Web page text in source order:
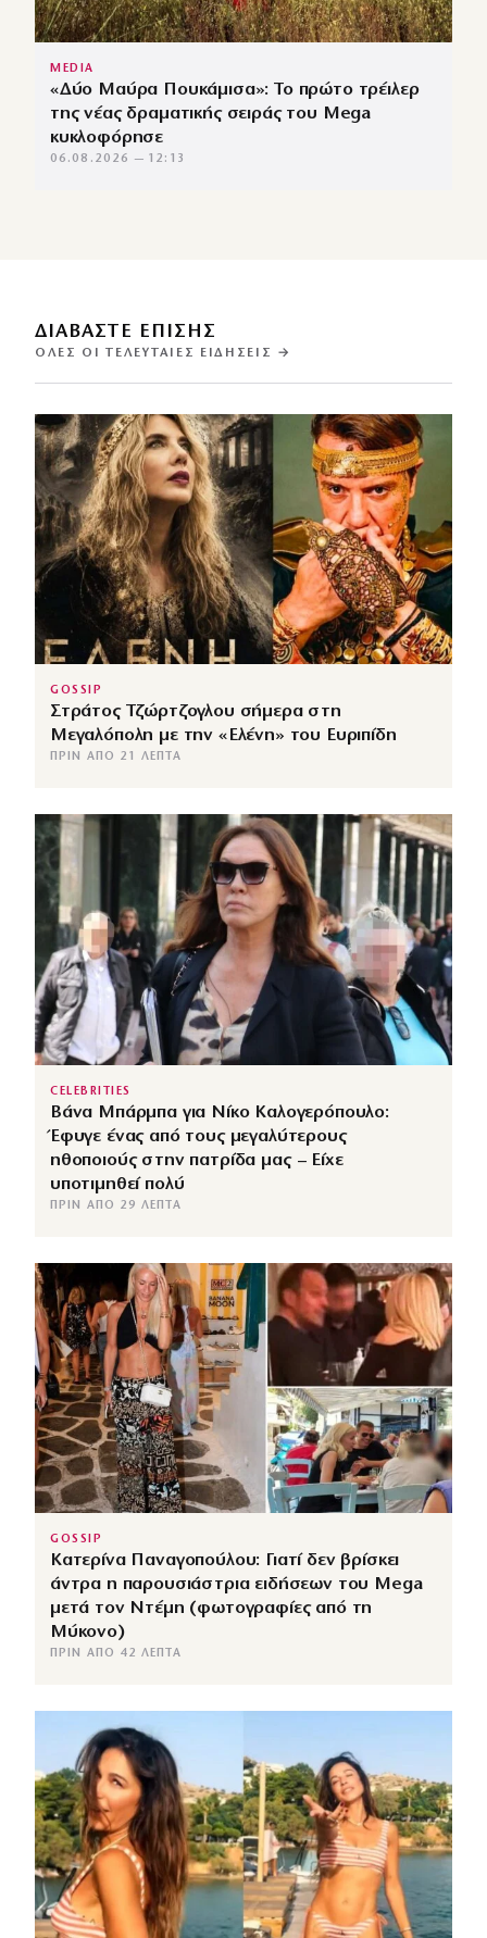
MEDIA
«Δύο Μαύρα Πουκάμισα»: Το πρώτο τρέιλερ
της νέας δραματικής σειράς του Mega
κυκλοφόρησε
06.08.2026 — 12:13
ΔΙΑΒΑΣΤΕ ΕΠΙΣΗΣ
ΌΛΕΣ ΟΙ ΤΕΛΕΥΤΑΊΕΣ ΕΙΔΉΣΕΙΣ →
GOSSIP
Στράτος Τζώρτζογλου σήμερα στη
Μεγαλόπολη με την «Ελένη» του Ευριπίδη
ΠΡΙΝ ΑΠΌ 21 ΛΕΠΤΆ
CELEBRITIES
Βάνα Μπάρμπα για Νίκο Καλογερόπουλο:
Έφυγε ένας από τους μεγαλύτερους
ηθοποιούς στην πατρίδα μας – Είχε
υποτιμηθεί πολύ
ΠΡΙΝ ΑΠΌ 29 ΛΕΠΤΆ
GOSSIP
Κατερίνα Παναγοπούλου: Γιατί δεν βρίσκει
άντρα η παρουσιάστρια ειδήσεων του Mega
μετά τον Ντέμη (φωτογραφίες από τη
Μύκονο)
ΠΡΙΝ ΑΠΌ 42 ΛΕΠΤΆ